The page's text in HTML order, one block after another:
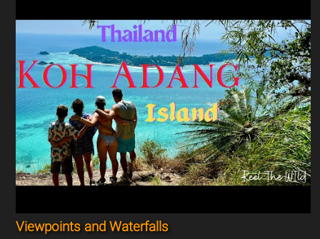
Viewpoints and Waterfalls